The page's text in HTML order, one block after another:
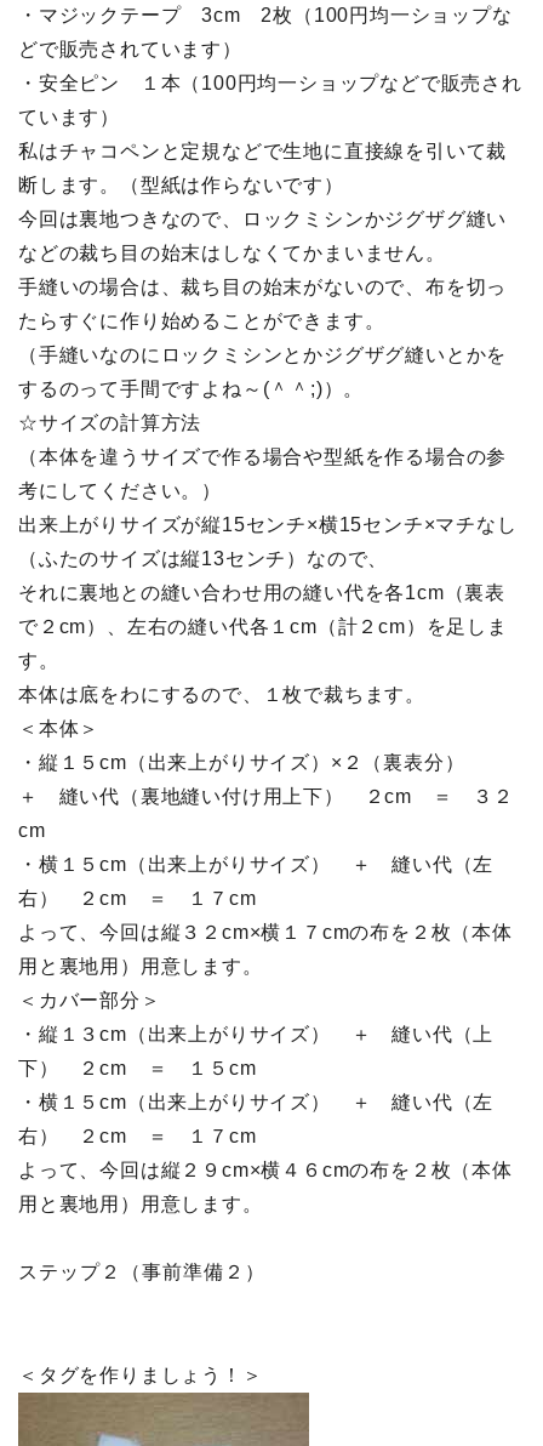
・マジックテープ 3cm 2枚（100円均一ショップな
どで販売されています）
・安全ピン １本（100円均一ショップなどで販売され
ています）
私はチャコペンと定規などで生地に直接線を引いて裁
断します。（型紙は作らないです）
今回は裏地つきなので、ロックミシンかジグザグ縫い
などの裁ち目の始末はしなくてかまいません。
手縫いの場合は、裁ち目の始末がないので、布を切っ
たらすぐに作り始めることができます。
（手縫いなのにロックミシンとかジグザグ縫いとかを
するのって手間ですよね～(＾＾;)）。
☆サイズの計算方法
（本体を違うサイズで作る場合や型紙を作る場合の参
考にしてください。）
出来上がりサイズが縦15センチ×横15センチ×マチなし
（ふたのサイズは縦13センチ）なので、
それに裏地との縫い合わせ用の縫い代を各1cm（裏表
で２cm）、左右の縫い代各１cm（計２cm）を足しま
す。
本体は底をわにするので、１枚で裁ちます。
＜本体＞
・縦１５cm（出来上がりサイズ）×２（裏表分）
＋ 縫い代（裏地縫い付け用上下） ２cm ＝ ３２
cm
・横１５cm（出来上がりサイズ） ＋ 縫い代（左
右） ２cm ＝ １７cm
よって、今回は縦３２cm×横１７cmの布を２枚（本体
用と裏地用）用意します。
＜カバー部分＞
・縦１３cm（出来上がりサイズ） ＋ 縫い代（上
下） ２cm ＝ １５cm
・横１５cm（出来上がりサイズ） ＋ 縫い代（左
右） ２cm ＝ １７cm
よって、今回は縦２９cm×横４６cmの布を２枚（本体
用と裏地用）用意します。
ステップ２（事前準備２）
＜タグを作りましょう！＞